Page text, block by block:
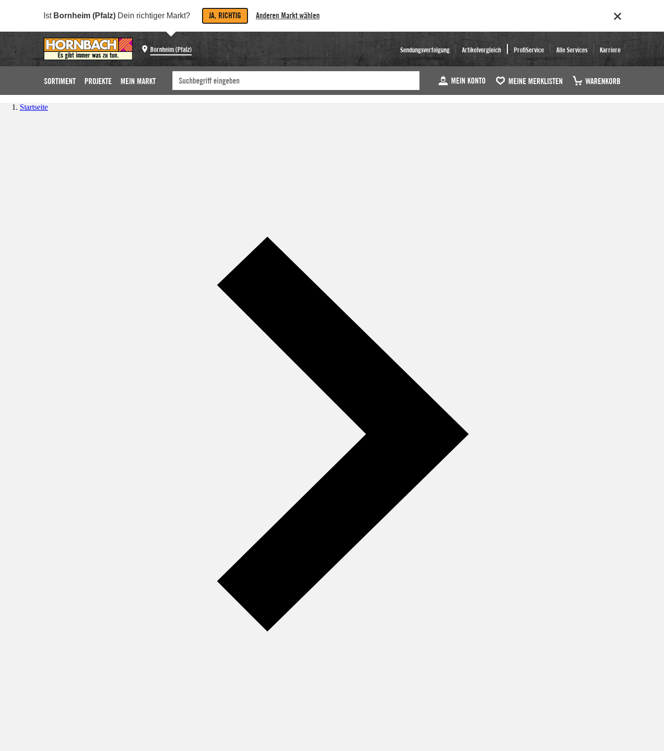
Ist Bornheim (Pfalz) Dein richtiger Markt? JA, RICHTIG Anderen Markt wählen
Bornheim (Pfalz) Sendungsverfolgung Artikelvergleich ProfiService Alle Services Karriere
SORTIMENT PROJEKTE MEIN MARKT MEIN KONTO MEINE MERKLISTEN WARENKORB
Startseite